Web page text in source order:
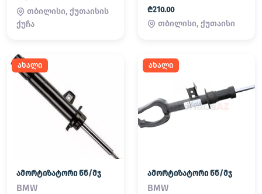
თბილისი, ქუთაისის
ქუჩა
₾210.00
თბილისი, ქუთაისი
ახალი
ამორტიზატორი წნ/მჯ
BMW
ახალი
ამორტიზატორი წნ/მჯ
BMW